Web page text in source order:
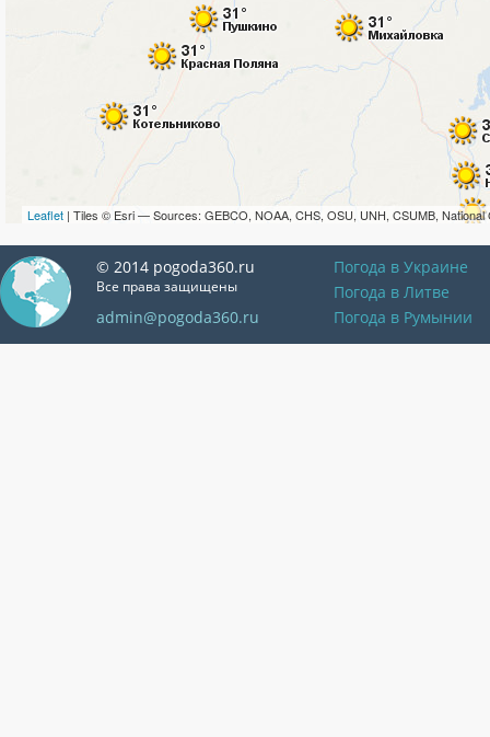
Leaflet | Tiles © Esri — Sources: GEBCO, NOAA, CHS, OSU, UNH, CSUMB, National
© 2014 pogoda360.ru
Все права защищены
admin@pogoda360.ru
Погода в Украине
Погода в Литве
Погода в Румынии